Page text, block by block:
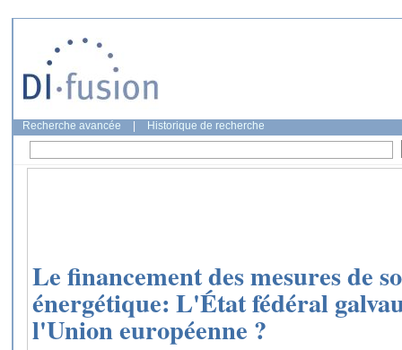
Recherche avancée Historique de recherche
Le financement des mesures de
énergétique: L'État fédéral
l'Union européenne ?